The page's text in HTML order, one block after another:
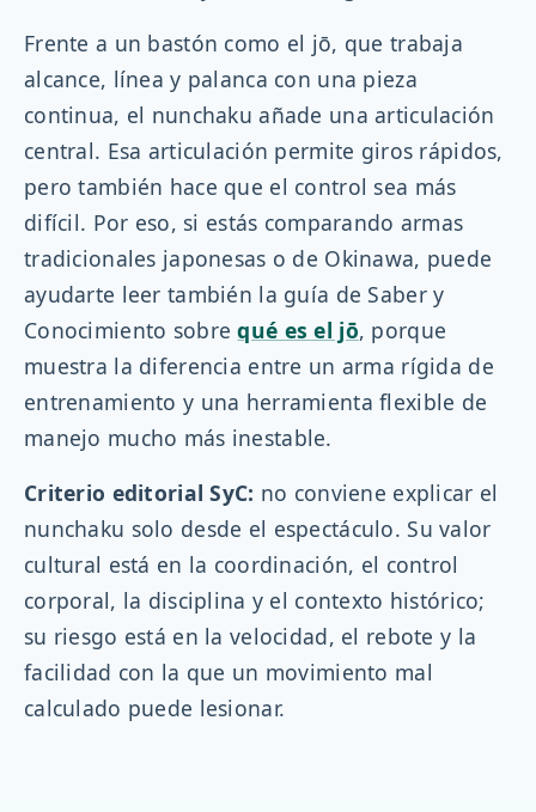
Frente a un bastón como el jō, que trabaja
alcance, línea y palanca con una pieza
continua, el nunchaku añade una articulación
central. Esa articulación permite giros rápidos,
pero también hace que el control sea más
difícil. Por eso, si estás comparando armas
tradicionales japonesas o de Okinawa, puede
ayudarte leer también la guía de Saber y
Conocimiento sobrequé es el jō, porque
muestra la diferencia entre un arma rígida de
entrenamiento y una herramienta flexible de
manejo mucho más inestable.
Criterio editorial SyC: no conviene explicar el
nunchaku solo desde el espectáculo. Su valor
cultural está en la coordinación, el control
corporal, la disciplina y el contexto histórico;
su riesgo está en la velocidad, el rebote y la
facilidad con la que un movimiento mal
calculado puede lesionar.